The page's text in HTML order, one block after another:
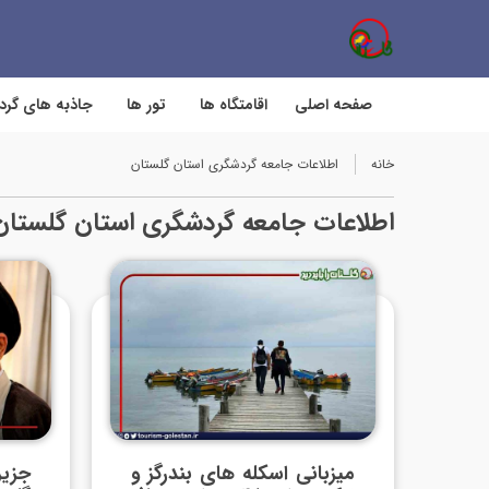
صفحه اصلی اقامتگاه ها تور ها جاذبه های
خانه اطلاعات جامعه گردشگری استان گلستان
اطلاعات جامعه گردشگری استان
میزبانی اسکله های بندرگز و